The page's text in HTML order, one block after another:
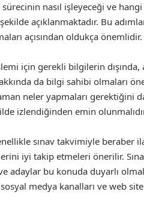
nasıl işleyeceği ve
açıklanmaktadır. Bu
açısından oldukça önemlidir.
için gerekli bilgilerin
da bilgi sahibi olmaları
neler yapmaları gerektiğini
izlendiğinden emin
sınav takvimiyle beraber
iyi takip etmeleri önerilir.
adaylar bu konuda duyarlı
medya kanalları ve web